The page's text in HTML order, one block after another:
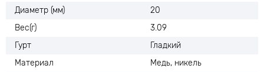
Диаметр (мм)
20
Вес(г)
3.09
Гурт
Гладкий
Материал
Медь, никель